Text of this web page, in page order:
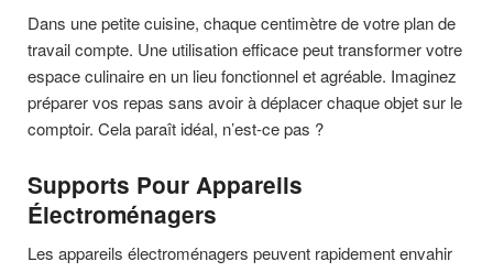
Dans une petite cuisine, chaque centimètre de votre plan de
travail compte. Une utilisation efficace peut transformer votre
espace culinaire en un lieu fonctionnel et agréable. Imaginez
préparer vos repas sans avoir à déplacer chaque objet sur le
comptoir. Cela paraît idéal, n’est-ce pas ?
Supports Pour Appareils
Électroménagers
Les appareils électroménagers peuvent rapidement envahir